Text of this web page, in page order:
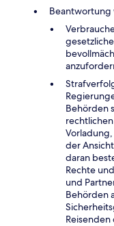
Beantwortung
Behörden
der
daran
Rechte
und
Behörden